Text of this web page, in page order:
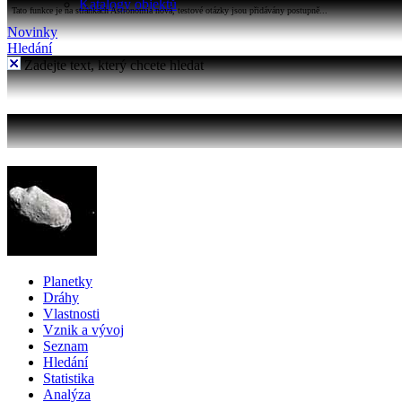
Katalogy objektů
Tato funkce je na stránkách Astronomia nová, testové otázky jsou přidávány postupně...
Novinky
Hledání
Zadejte text, který chcete hledat
Planetky
Dráhy
Vlastnosti
Vznik a vývoj
Seznam
Hledání
Statistika
Analýza